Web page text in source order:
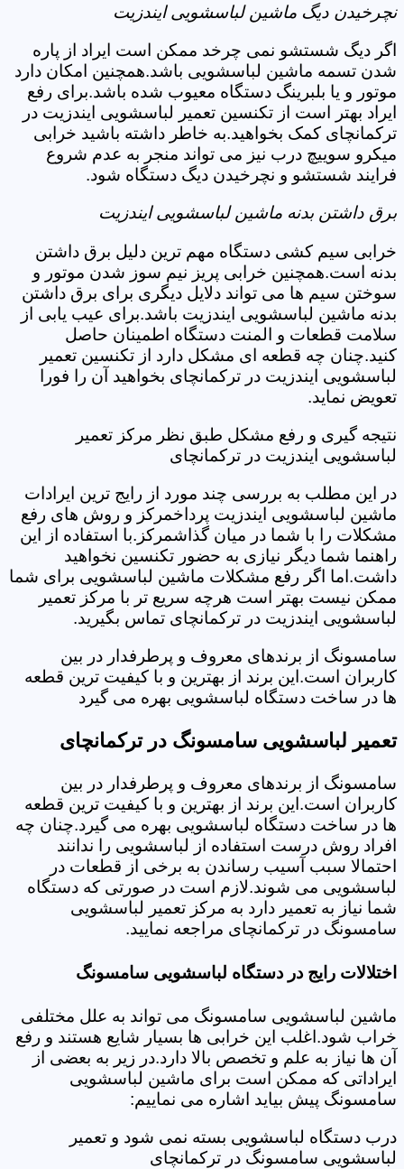
نچرخیدن دیگ ماشین لباسشویی ایندزیت
اگر دیگ شستشو نمی چرخد ممکن است ایراد از پاره
شدن تسمه ماشین لباسشویی باشد.همچنین امکان دارد
موتور و یا بلبرینگ دستگاه معیوب شده باشد.برای رفع
ایراد بهتر است از تکنسین تعمیر لباسشویی ایندزیت در
ترکمانچای کمک بخواهید.به خاطر داشته باشید خرابی
میکرو سوییچ درب نیز می تواند منجر به عدم شروع
فرایند شستشو و نچرخیدن دیگ دستگاه شود.
برق داشتن بدنه ماشین لباسشویی ایندزیت
خرابی سیم کشی دستگاه مهم ترین دلیل برق داشتن
بدنه است.همچنین خرابی پریز نیم سوز شدن موتور و
سوختن سیم ها می تواند دلایل دیگری برای برق داشتن
بدنه ماشین لباسشویی ایندزیت باشد.برای عیب یابی از
سلامت قطعات و المنت دستگاه اطمینان حاصل
کنید.چنان چه قطعه ای مشکل دارد از تکنسین تعمیر
لباسشویی ایندزیت در ترکمانچای بخواهید آن را فورا
تعویض نماید.
نتیجه گیری و رفع مشکل طبق نظر مرکز تعمیر
لباسشویی ایندزیت در ترکمانچای
در این مطلب به بررسی چند مورد از رایج ترین ایرادات
ماشین لباسشویی ایندزیت پرداخمرکز و روش های رفع
مشکلات را با شما در میان گذاشمرکز.با استفاده از این
راهنما شما دیگر نیازی به حضور تکنسین نخواهید
داشت.اما اگر رفع مشکلات ماشین لباسشویی برای شما
ممکن نیست بهتر است هرچه سریع تر با مرکز تعمیر
لباسشویی ایندزیت در ترکمانچای تماس بگیرید.
سامسونگ از برندهای معروف و پرطرفدار در بین
کاربران است.این برند از بهترین و با کیفیت ترین قطعه
ها در ساخت دستگاه لباسشویی بهره می گیرد
تعمیر لباسشویی سامسونگ در ترکمانچای
سامسونگ از برندهای معروف و پرطرفدار در بین
کاربران است.این برند از بهترین و با کیفیت ترین قطعه
ها در ساخت دستگاه لباسشویی بهره می گیرد.چنان چه
افراد روش درست استفاده از لباسشویی را ندانند
احتمالا سبب آسیب رساندن به برخی از قطعات در
لباسشویی می شوند.لازم است در صورتی که دستگاه
شما نیاز به تعمیر دارد به مرکز تعمیر لباسشویی
سامسونگ در ترکمانچای مراجعه نمایید.
اختلالات رایج در دستگاه لباسشویی سامسونگ
ماشین لباسشویی سامسونگ می تواند به علل مختلفی
خراب شود.اغلب این خرابی ها بسیار شایع هستند و رفع
آن ها نیاز به علم و تخصص بالا دارد.در زیر به بعضی از
ایراداتی که ممکن است برای ماشین لباسشویی
سامسونگ پیش بیاید اشاره می نماییم:
درب دستگاه لباسشویی بسته نمی شود و تعمیر
لباسشویی سامسونگ در ترکمانچای